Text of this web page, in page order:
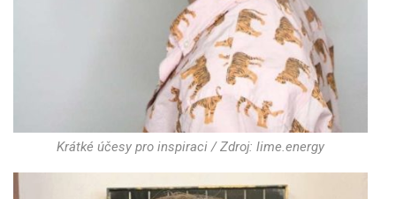
Krátké účesy pro inspiraci / Zdroj: lime.energy